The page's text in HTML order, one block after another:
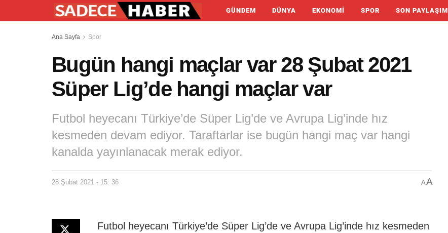
GÜNDEM DÜNYA EKONOMI SPOR SON PAYLAŞIM
Ana Sayfa Spor
Bugün hangi maçlar var 28 Şubat 2021
Süper Lig’de hangi maçlar var
Futbol heyecanı Türkiye’de Süper Lig’de ve Avrupa Lig’inde hız
kesmeden devam ediyor. Taraftarlar ise bugün hangi maç var hangi
kanalda yayınlanacak merak ediyor.
28 Şubat 2021 - 15: 36 AA
Futbol heyecanı Türkiye’de Süper Lig’de ve Avrupa Lig’inde hız kesmeden